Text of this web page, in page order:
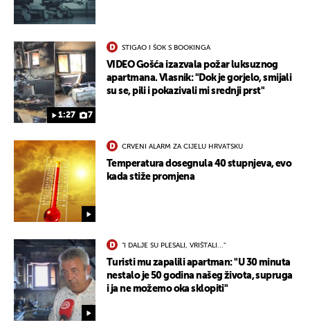
1:27 7
STIGAO I ŠOK S BOOKINGA
VIDEO Gošća izazvala požar luksuznog
apartmana. Vlasnik: "Dok je gorjelo, smijali
su se, pili i pokazivali mi srednji prst"
CRVENI ALARM ZA CIJELU HRVATSKU
Temperatura dosegnula 40 stupnjeva, evo
kada stiže promjena
"I DALJE SU PLESALI, VRIŠTALI..."
Turisti mu zapalili apartman: "U 30 minuta
nestalo je 50 godina našeg života, supruga
i ja ne možemo oka sklopiti"